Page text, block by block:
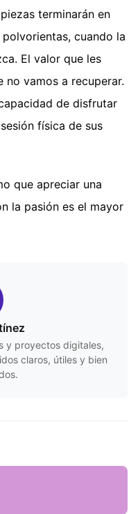
terminarán en
cuando la
El valor que les
no vamos a recuperar.
de disfrutar
física de sus
que apreciar una
la pasión es el mayor
y proyectos digitales,
claros, útiles y bien